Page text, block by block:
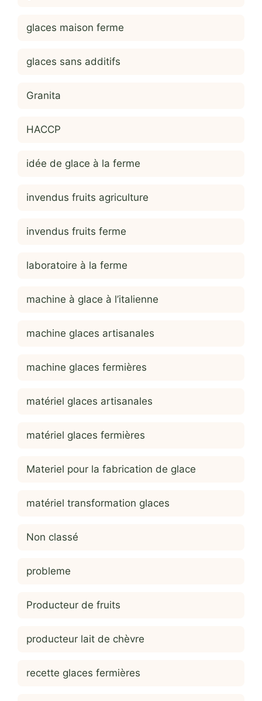
glaces maison ferme
glaces sans additifs
Granita
HACCP
idée de glace à la ferme
invendus fruits agriculture
invendus fruits ferme
laboratoire à la ferme
machine à glace à l’italienne
machine glaces artisanales
machine glaces fermières
matériel glaces artisanales
matériel glaces fermières
Materiel pour la fabrication de glace
matériel transformation glaces
Non classé
probleme
Producteur de fruits
producteur lait de chèvre
recette glaces fermières